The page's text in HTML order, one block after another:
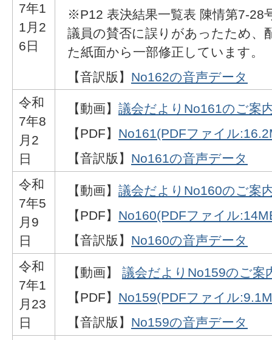
7年1
1月2
6日
※P12 表決結果一覧表 陳情第7-28
議員の賛否に誤りがあったため、
た紙面から一部修正しています。
【音訳版】 No162の音声データ
令和
7年8
月2
日
【動画】 議会だよりNo161のご案
【PDF】 No161(PDFファイル
【音訳版】 No161の音声データ
令和
7年5
月9
日
【動画】 議会だよりNo160のご案
【PDF】 No160(PDFファイル
【音訳版】 No160の音声データ
令和
7年1
月23
日
【動画】 議会だよりNo159のご案
【PDF】 No159(PDFファイル
【音訳版】 No159の音声データ